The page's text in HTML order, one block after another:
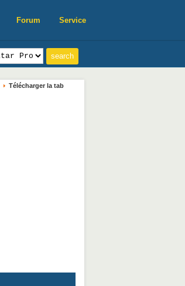
Forum Service
Télécharger la tab